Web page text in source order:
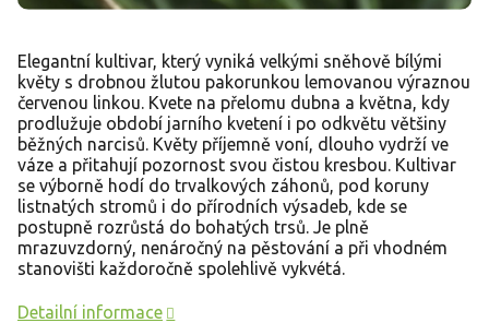
Elegantní kultivar, který vyniká velkými sněhově bílými
květy s drobnou žlutou pakorunkou lemovanou výraznou
červenou linkou. Kvete na přelomu dubna a května, kdy
prodlužuje období jarního kvetení i po odkvětu většiny
běžných narcisů. Květy příjemně voní, dlouho vydrží ve
váze a přitahují pozornost svou čistou kresbou. Kultivar
se výborně hodí do trvalkových záhonů, pod koruny
listnatých stromů i do přírodních výsadeb, kde se
postupně rozrůstá do bohatých trsů. Je plně
mrazuvzdorný, nenáročný na pěstování a při vhodném
stanovišti každoročně spolehlivě vykvétá.
Detailní informace